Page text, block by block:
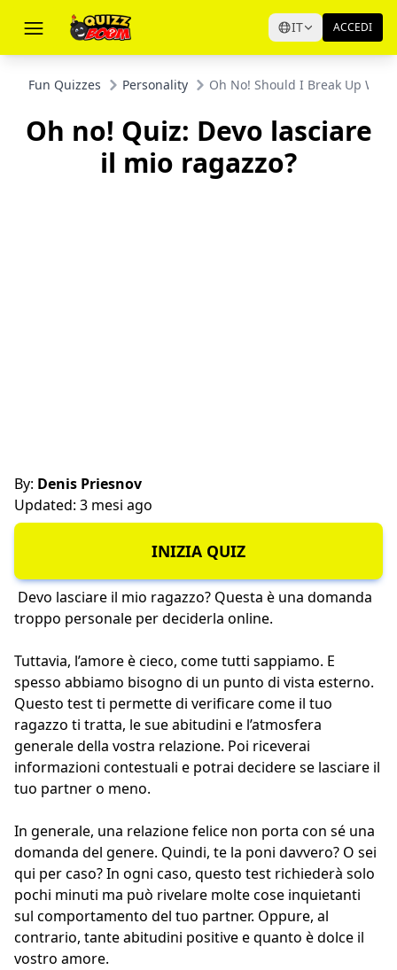
IT ACCEDI
Fun Quizzes Personality Oh No! Should I Break Up
Oh no! Quiz: Devo lasciare
il mio ragazzo?
By: Denis Priesnov
Updated: 3 mesi ago
INIZIA QUIZ
Devo lasciare il mio ragazzo? Questa è una domanda
troppo personale per deciderla online.
Tuttavia, l’amore è cieco, come tutti sappiamo. E
spesso abbiamo bisogno di un punto di vista esterno.
Questo test ti permette di verificare come il tuo
ragazzo ti tratta, le sue abitudini e l’atmosfera
generale della vostra relazione. Poi riceverai
informazioni contestuali e potrai decidere se lasciare il
tuo partner o meno.
In generale, una relazione felice non porta con sé una
domanda del genere. Quindi, te la poni davvero? O sei
qui per caso? In ogni caso, questo test richiederà solo
pochi minuti ma può rivelare molte cose inquietanti
sul comportamento del tuo partner. Oppure, al
contrario, tante abitudini positive e quanto è dolce il
vostro amore.